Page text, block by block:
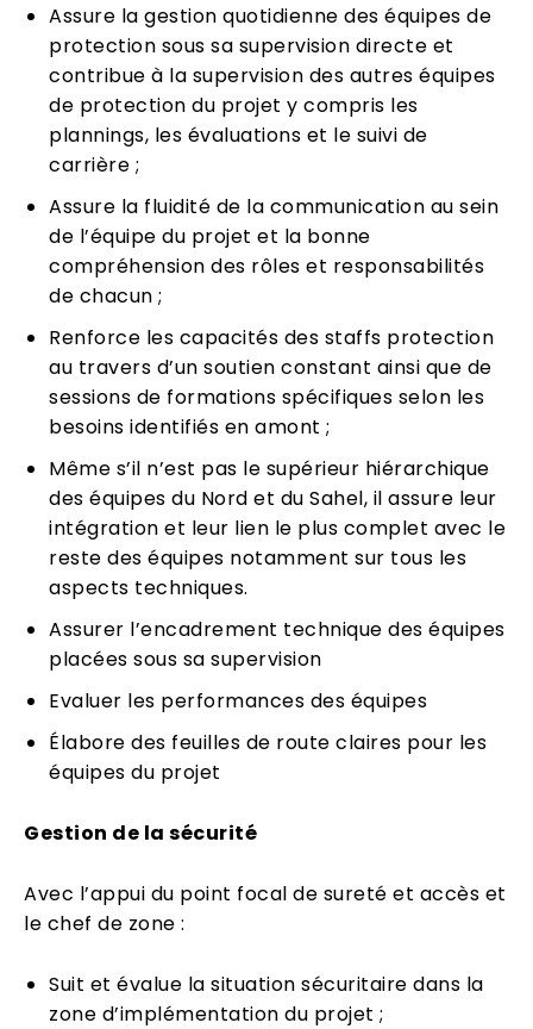
Assure la gestion quotidienne des équipes de
protection sous sa supervision directe et
contribue à la supervision des autres équipes
de protection du projet y compris les
plannings, les évaluations et le suivi de
carrière ;
Assure la fluidité de la communication au sein
de l’équipe du projet et la bonne
compréhension des rôles et responsabilités
de chacun ;
Renforce les capacités des staffs protection
au travers d’un soutien constant ainsi que de
sessions de formations spécifiques selon les
besoins identifiés en amont ;
Même s’il n’est pas le supérieur hiérarchique
des équipes du Nord et du Sahel, il assure leur
intégration et leur lien le plus complet avec le
reste des équipes notamment sur tous les
aspects techniques.
Assurer l’encadrement technique des équipes
placées sous sa supervision
Evaluer les performances des équipes
Élabore des feuilles de route claires pour les
équipes du projet
Gestion de la sécurité
Avec l’appui du point focal de sureté et accès et
le chef de zone :
Suit et évalue la situation sécuritaire dans la
zone d’implémentation du projet ;